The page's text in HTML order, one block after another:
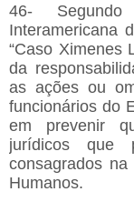
46-
Interamericana
“Caso Ximenes
da
as ações ou
funcionários do
em prevenir
jurídicos que
consagrados
Humanos.